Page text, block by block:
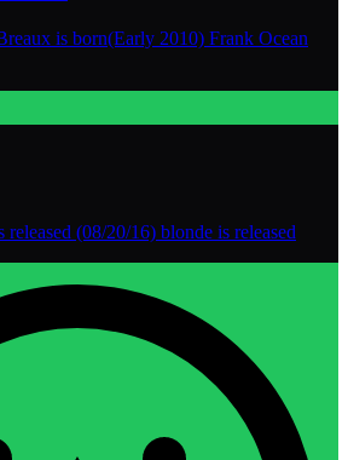
is born(Early 2010) Frank Ocean
(08/20/16) blonde is released